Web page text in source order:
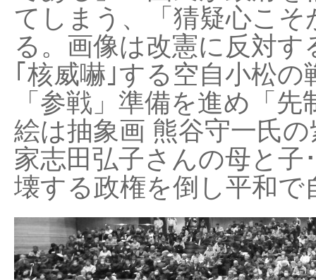
てしまう、「猜疑心こ
る。画像は改憲に反対
｢核威嚇｣する空自小松
「参戦」準備を進め「
絵は抽象画 熊谷守一氏
家志田弘子さんの母と子
壊する政権を倒し平和